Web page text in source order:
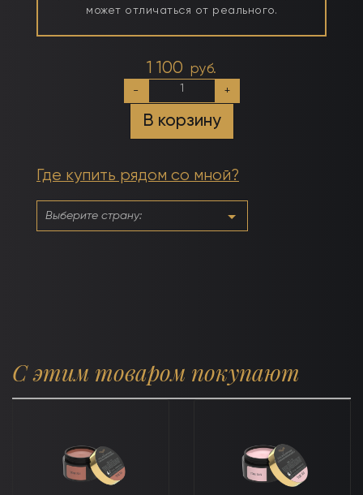
может отличаться от реального.
1 100 руб.
Количество
моделирующий
гель
50мл
- +
В корзину
Где купить рядом со мной?
С этим товаром покупают